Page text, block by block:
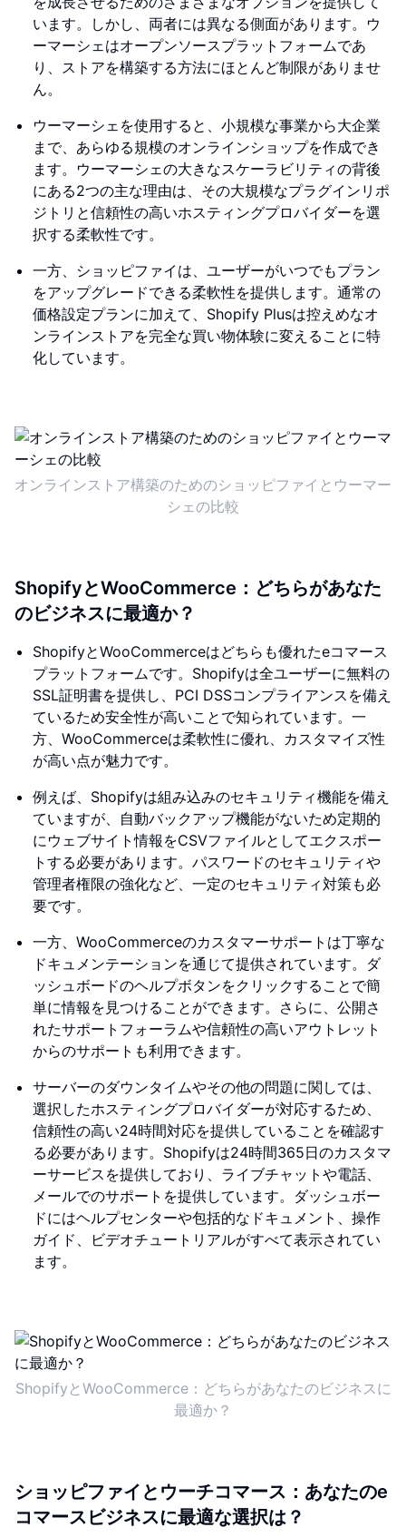
います。しかし、両者には異なる側面があります。ウ
ーマーシェはオープンソースプラットフォームであ
り、ストアを構築する方法にほとんど制限がありませ
ん。
ウーマーシェを使用すると、小規模な事業から大企業
まで、あらゆる規模のオンラインショップを作成でき
ます。ウーマーシェの大きなスケーラビリティの背後
にある2つの主な理由は、その大規模なプラグインリポ
ジトリと信頼性の高いホスティングプロバイダーを選
択する柔軟性です。
一方、ショッピファイは、ユーザーがいつでもプラン
をアップグレードできる柔軟性を提供します。通常の
価格設定プランに加えて、Shopify Plusは控えめなオ
ンラインストアを完全な買い物体験に変えることに特
化しています。
オンラインストア構築のためのショッピファイとウーマー
シェの比較
ShopifyとWooCommerce：どちらがあなた
のビジネスに最適か？
ShopifyとWooCommerceはどちらも優れたeコマース
プラットフォームです。Shopifyは全ユーザーに無料の
SSL証明書を提供し、PCI DSSコンプライアンスを備え
ているため安全性が高いことで知られています。一
方、WooCommerceは柔軟性に優れ、カスタマイズ性
が高い点が魅力です。
例えば、Shopifyは組み込みのセキュリティ機能を備え
ていますが、自動バックアップ機能がないため定期的
にウェブサイト情報をCSVファイルとしてエクスポー
トする必要があります。パスワードのセキュリティや
管理者権限の強化など、一定のセキュリティ対策も必
要です。
一方、WooCommerceのカスタマーサポートは丁寧な
ドキュメンテーションを通じて提供されています。ダ
ッシュボードのヘルプボタンをクリックすることで簡
単に情報を見つけることができます。さらに、公開さ
れたサポートフォーラムや信頼性の高いアウトレット
からのサポートも利用できます。
サーバーのダウンタイムやその他の問題に関しては、
選択したホスティングプロバイダーが対応するため、
信頼性の高い24時間対応を提供していることを確認す
る必要があります。Shopifyは24時間365日のカスタマ
ーサービスを提供しており、ライブチャットや電話、
メールでのサポートを提供しています。ダッシュボー
ドにはヘルプセンターや包括的なドキュメント、操作
ガイド、ビデオチュートリアルがすべて表示されてい
ます。
ShopifyとWooCommerce：どちらがあなたのビジネスに
最適か？
ショッピファイとウーチコマース：あなたのe
コマースビジネスに最適な選択は？